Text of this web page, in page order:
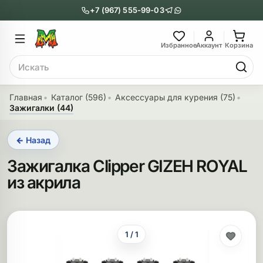
+7 (967) 555-99-03
ИзбранноеАккаунт Корзина
Поиск
Главное меню
Бонги
бонги
с перколятором
бонги
бонги
Главное
Трубки
Металлические
Выпариватели
Деревянные
Главная Каталог (596)
Аксессуары для курения (75)
Зажигалки (44)
← Назад
Зажигалка Clipper GIZEH ROYAL
из акрила
1 / 1